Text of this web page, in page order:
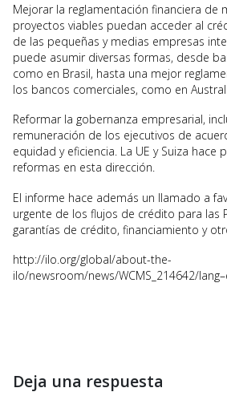
Mejorar la reglamentación financiera de
proyectos viables puedan acceder al
de las pequeñas y medias empresas
puede asumir diversas formas, desde
como en Brasil, hasta una mejor
los bancos comerciales, como en
Reformar la gobernanza empresarial,
remuneración de los ejecutivos de
equidad y eficiencia. La UE y Suiza hace
reformas en esta dirección.
El informe hace además un llamado a
urgente de los flujos de crédito para las
garantías de crédito, financiamiento y
http://ilo.org/global/about-the-
ilo/newsroom/news/WCMS_214642/
Deja una respuesta